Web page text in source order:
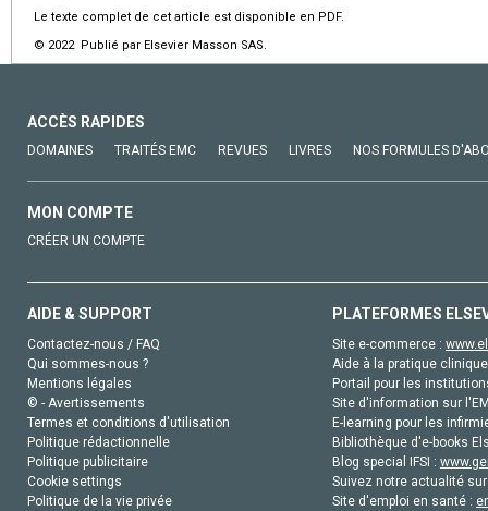
Le texte complet de cet article est disponible en PDF.
© 2022 Publié par Elsevier Masson SAS.
ACCÈS RAPIDES
DOMAINES TRAITÉS EMC REVUES LIVRES NOS FORMULES
MON COMPTE
CRÉER UN COMPTE
AIDE & SUPPORT
Contactez-nous / FAQ
Qui sommes-nous ?
Mentions légales
© - Avertissements
Termes et conditions d'utilisation
Politique rédactionnelle
Politique publicitaire
Cookie settings
Politique de la vie privée
PLATEFORMES
Site e-commerce :
Aide à la pratique
Portail pour les
Site d'information sur
E-learning pour les
Bibliothèque d'e-books
Blog special IFSI :
Suivez notre actualité
Site d'emploi en santé :